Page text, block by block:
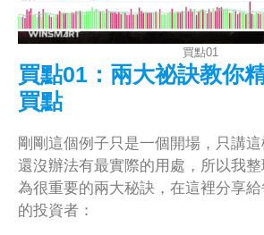
買點01
買點01：兩大祕訣教你
買點
剛剛這個例子只是一個開場，只講
還沒辦法有最實際的用處，所以我
為很重要的兩大秘訣，在這裡分享
的投資者：